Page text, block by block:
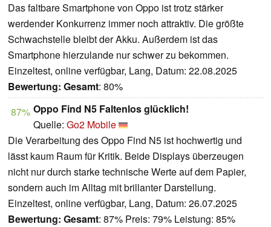
Das faltbare Smartphone von Oppo ist trotz stärker
werdender Konkurrenz immer noch attraktiv. Die größte
Schwachstelle bleibt der Akku. Außerdem ist das
Smartphone hierzulande nur schwer zu bekommen.
Einzeltest, online verfügbar, Lang, Datum: 22.08.2025
Bewertung: Gesamt: 80%
87% Oppo Find N5 Faltenlos glücklich!
Quelle: Go2 Mobile
Die Verarbeitung des Oppo Find N5 ist hochwertig und
lässt kaum Raum für Kritik. Beide Displays überzeugen
nicht nur durch starke technische Werte auf dem Papier,
sondern auch im Alltag mit brillanter Darstellung.
Einzeltest, online verfügbar, Lang, Datum: 26.07.2025
Bewertung: Gesamt: 87% Preis: 79% Leistung: 85%